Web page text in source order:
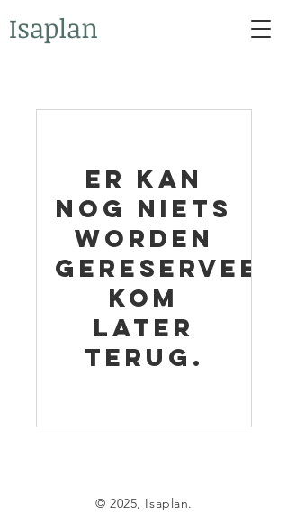
Isaplan
Er kan
nog niets
worden
Kom
later
terug.
© 2025, Isaplan.